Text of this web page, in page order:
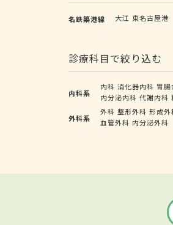
名鉄築港線 大江 東名古屋港
診療科目で絞り込む
内科系
内科 消化器内科 胃
内分泌内科 代謝内科
外科系
外科 整形外科 形成外
血管外科 内分泌外科